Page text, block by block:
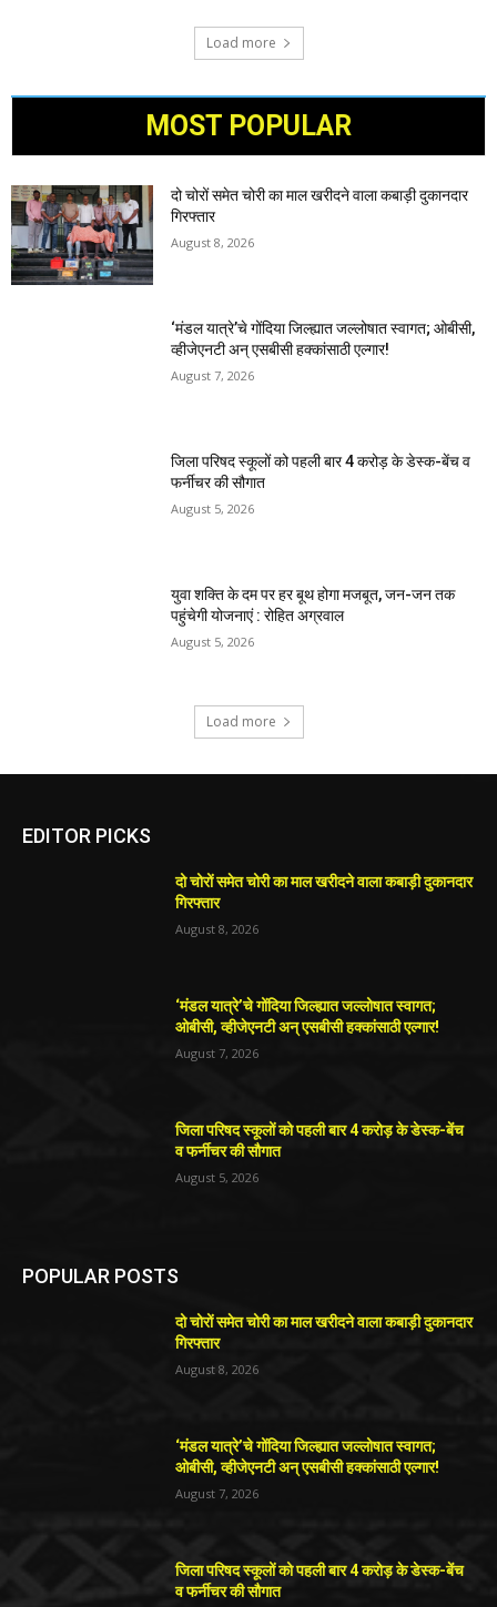
Load more
MOST POPULAR
दो चोरों समेत चोरी का माल खरीदने वाला कबाड़ी दुकानदार
गिरफ्तार
August 8, 2026
‘मंडल यात्रे’चे गोंदिया जिल्ह्यात जल्लोषात स्वागत; ओबीसी,
व्हीजेएनटी अन् एसबीसी हक्कांसाठी एल्गार!
August 7, 2026
जिला परिषद स्कूलों को पहली बार 4 करोड़ के डेस्क-बेंच व
फर्नीचर की सौगात
August 5, 2026
युवा शक्ति के दम पर हर बूथ होगा मजबूत, जन-जन तक
पहुंचेगी योजनाएं : रोहित अग्रवाल
August 5, 2026
Load more
EDITOR PICKS
दो चोरों समेत चोरी का माल खरीदने वाला कबाड़ी दुकानदार
गिरफ्तार
August 8, 2026
‘मंडल यात्रे’चे गोंदिया जिल्ह्यात जल्लोषात स्वागत;
ओबीसी, व्हीजेएनटी अन् एसबीसी हक्कांसाठी एल्गार!
August 7, 2026
जिला परिषद स्कूलों को पहली बार 4 करोड़ के डेस्क-बेंच
व फर्नीचर की सौगात
August 5, 2026
POPULAR POSTS
दो चोरों समेत चोरी का माल खरीदने वाला कबाड़ी दुकानदार
गिरफ्तार
August 8, 2026
‘मंडल यात्रे’चे गोंदिया जिल्ह्यात जल्लोषात स्वागत;
ओबीसी, व्हीजेएनटी अन् एसबीसी हक्कांसाठी एल्गार!
August 7, 2026
जिला परिषद स्कूलों को पहली बार 4 करोड़ के डेस्क-बेंच
व फर्नीचर की सौगात